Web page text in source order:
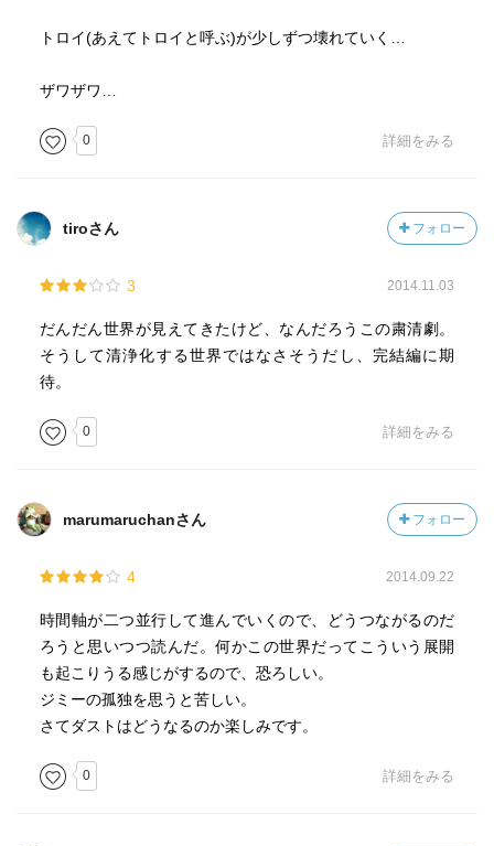
細かいところを失念してしまっていたり、物語の世界観に
ね、、、
三部作のそれぞれが上下巻に分かれていますが… そんな
れた方がイイと思うなぁ。
その方が作品の醍醐味が味わえると思いますね… やっ
ね、、、
「ドナルド」は生き残っているサイロを、人類を救うこと
サイロ17号に残された「ソロ（ジミー）」たちはどうな
る？
興味は尽きません… 古書店で探してみなきゃ！
以下、主な登場人物です。
トロイ(あえてトロイと呼ぶ)が少しずつ壊れていく…
ザワザワ…
0 詳細をみる
tiroさん フォロー
3 2014.11.03
だんだん世界が見えてきたけど、なんだろうこの粛清劇。
そうして清浄化する世界ではなさそうだし、完結編に期
待。
0 詳細をみる
marumaruchanさん フォロー
4 2014.09.22
時間軸が二つ並行して進んでいくので、どうつながるのだ
ろうと思いつつ読んだ。何かこの世界だってこういう展開
も起こりうる感じがするので、恐ろしい。
ジミーの孤独を思うと苦しい。
さてダストはどうなるのか楽しみです。
0 詳細をみる